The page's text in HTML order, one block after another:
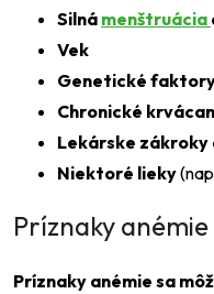
Silná menštruácia
Vek
Genetické
Chronické
Lekárske
Niektoré lieky
Príznaky anémie
Príznaky anémie sa